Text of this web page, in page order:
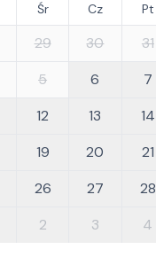
Śr Cz Pt
29 30 31
5 6 7
12 13 14
19 20 21
26 27 28
2 3 4